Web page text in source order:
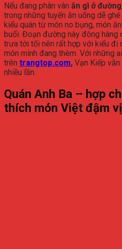
Nếu đang phân vân ăn gì ở
trong những tuyến ăn uống dễ
kiểu quán từ món no bụng, món
buổi. Đoạn đường này đông hàng
trưa tới tối nên rất hợp với kiểu đi
món mình đang thèm. Với những
trên trangtop.com, Vạn Kiếp
nhiều lần.
Quán Anh Ba – hợp
thích món Việt đậm